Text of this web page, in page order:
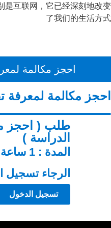
是互联网，它已经深刻地改变
了我们的生活方式
احجز مكالمة
احجز مكالمة لمعرفة
طلب ( احجز
الدراسة )
المدة : 1 ساعة
الرجاء تسجيل
تسجيل الدخول